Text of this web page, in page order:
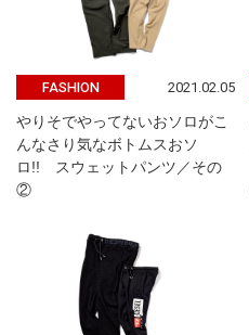
FASHION 2021.02.05
やりそでやってないおソロがこ
んなさり気なボトムスおソ
ロ!! スウェットパンツ／その
②